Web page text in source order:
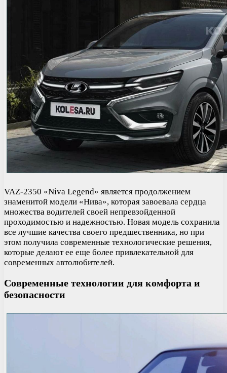
VAZ-2350 «Niva Legend» является продолжением
знаменитой модели «Нива», которая завоевала сердца
множества водителей своей непревзойденной
проходимостью и надежностью. Новая модель сохранила
все лучшие качества своего предшественника, но при
этом получила современные технологические решения,
которые делают ее еще более привлекательной для
современных автолюбителей.
Современные технологии для комфорта и
безопасности